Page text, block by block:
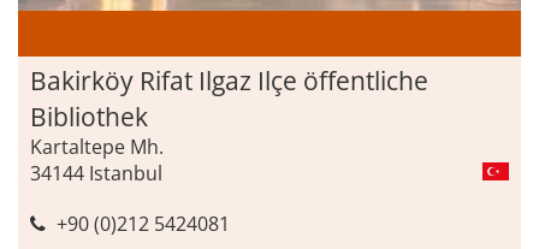
Bakirköy Rifat Ilgaz Ilçe öffentliche
Bibliothek
Kartaltepe Mh.
34144 Istanbul
+90 (0)212 5424081